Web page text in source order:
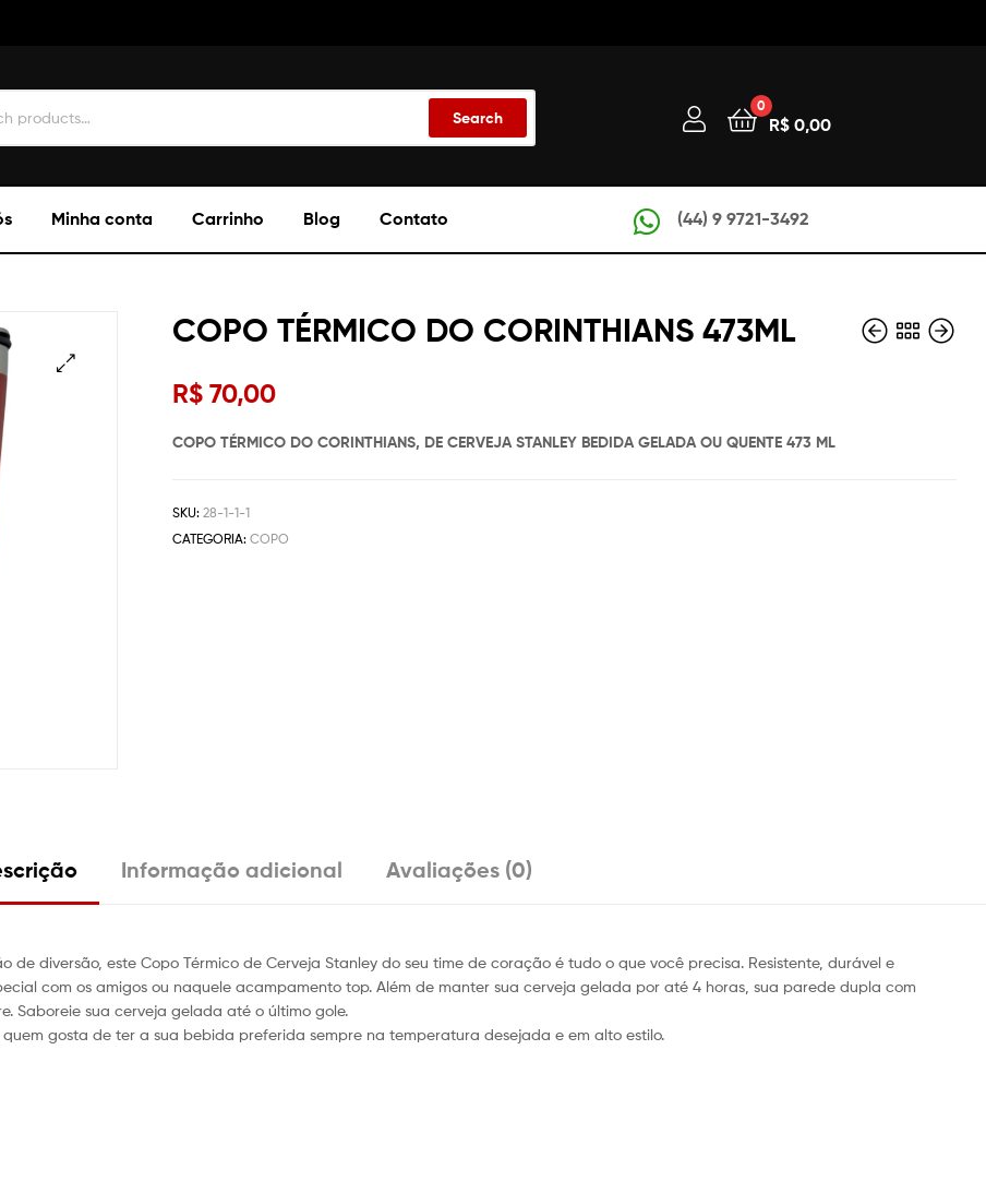
Search
0
R$0,00
Minha conta Carrinho Blog Contato (44) 9 9721-3492
R$80,00
R$70,00
COPO TÉRMICO DO CORINTHIANS 473ML
R$70,00
COPO TÉRMICO DO CORINTHIANS, DE CERVEJA STANLEY BEDIDA GELADA OU QUENTE 473 ML
SKU: 28-1-1-1
CATEGORIA: COPO
Informação adicional Avaliações (0)
de diversão, este Copo Térmico de Cerveja Stanley do seu time de coração é tudo o que você precisa. Resistente, durável e
com os amigos ou naquele acampamento top. Além de manter sua cerveja gelada por até 4 horas, sua parede dupla com
Saboreie sua cerveja gelada até o último gole.
gosta de ter a sua bebida preferida sempre na temperatura desejada e em alto estilo.